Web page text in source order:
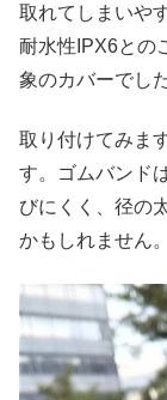
取れてしまいや
耐水性IPX6との
象のカバーでした
取り付けてみま
す。ゴムバンド
びにくく、径の
かもしれません。